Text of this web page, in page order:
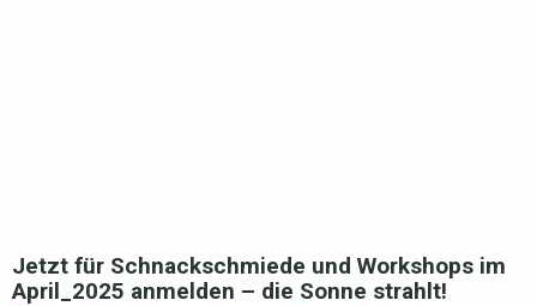
Jetzt für Schnackschmiede und Workshops im
April_2025 anmelden – die Sonne strahlt!